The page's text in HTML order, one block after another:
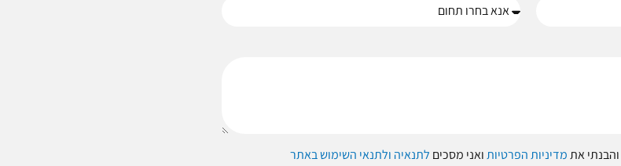
אתמדיניות הפרטיותואני מסכים לתנאיה ולתנאי השימוש באתר